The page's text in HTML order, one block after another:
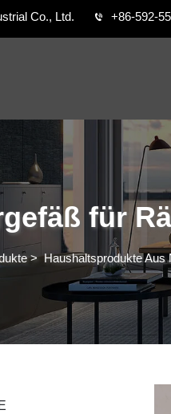
Co., Ltd. +86-592-
für
>Haushaltsprodukte Aus